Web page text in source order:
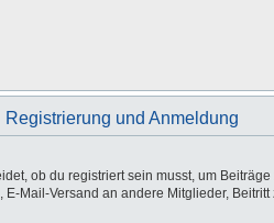
Registrierung und Anmeldung
ob du registriert sein musst, um
Mail-Versand an andere Mitglieder,